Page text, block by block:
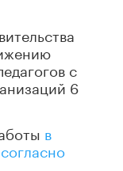
с
6
в